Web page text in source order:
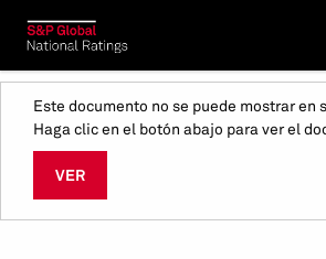
Este documento no se puede mostrar en
Haga clic en el botón abajo para ver el
VER